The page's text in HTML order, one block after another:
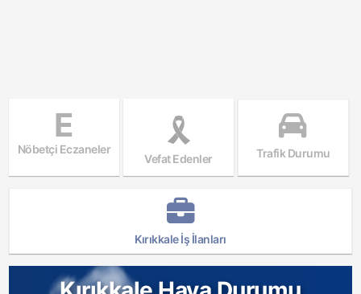
E
Nöbetçi Eczaneler
Vefat Edenler Trafik Durumu
Kırıkkale İş İlanları